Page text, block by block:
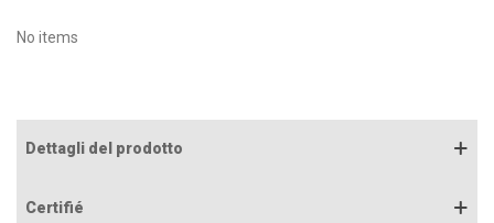
No items
Dettagli del prodotto
Certifié